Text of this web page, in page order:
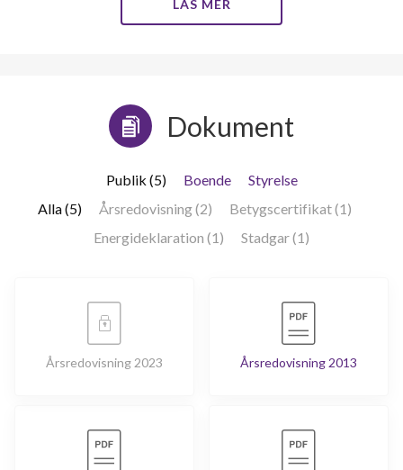
LÄS MER
Dokument
Publik (5) Boende
Styrelse
Alla (5)
Årsredovisning (2)
Betygscertifikat (1)
Energideklaration (1)
Stadgar (1)
Årsredovisning 2023 Årsredovisning 2013